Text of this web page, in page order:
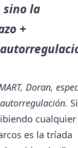
sino la
+
Doran,
cualquier
es la tríada